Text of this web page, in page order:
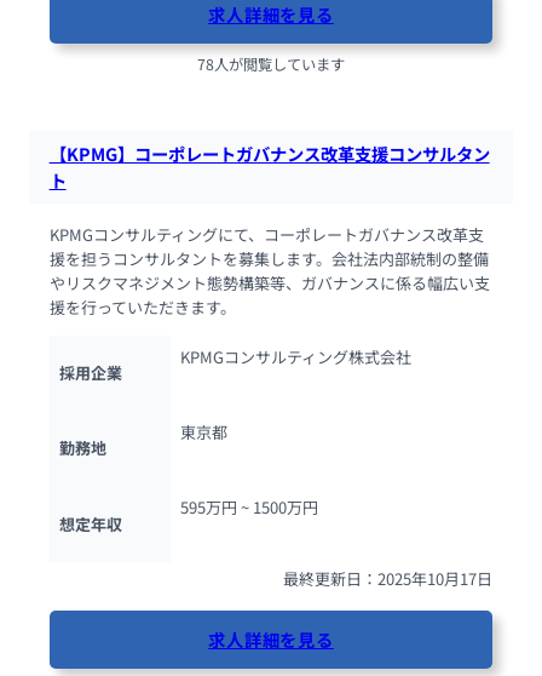
求人詳細を見る
78人が閲覧しています
【KPMG】コーポレートガバナンス改革支援コンサルタン
ト
KPMGコンサルティングにて、コーポレートガバナンス改革支
援を担うコンサルタントを募集します。会社法内部統制の整備
やリスクマネジメント態勢構築等、ガバナンスに係る幅広い支
援を行っていただきます。
採用企業
KPMGコンサルティング株式会社
勤務地
東京都
想定年収
595万円 ~ 1500万円
最終更新日：2025年10月17日
求人詳細を見る